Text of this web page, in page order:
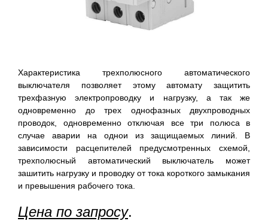
Характеристика трехполюсного автоматического
выключателя позволяет этому автомату защитить
трехфазную электропроводку и нагрузку, а так же
одновременно до трех однофазных двухпроводных
проводок, одновременно отключая все три полюса в
случае аварии на однои из защищаемых линий. В
зависимости расцепителей предусмотренных схемой,
трехполюсный автоматический выключатель может
зашитить нагрузку и проводку от тока короткого замыкания
и превышения рабочего тока.
Цена по запросу.